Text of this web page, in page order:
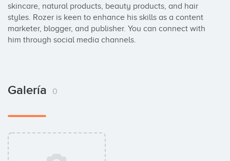
skincare, natural products, beauty products, and hair
styles. Rozer is keen to enhance his skills as a content
marketer, blogger, and publisher. You can connect with
him through social media channels.
Galería 0